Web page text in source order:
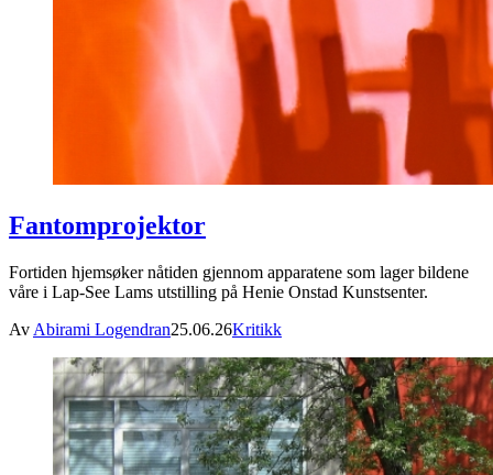
Fantomprojektor
Fortiden hjemsøker nåtiden gjennom apparatene som lager bildene
våre i Lap-See Lams utstilling på Henie Onstad Kunstsenter.
Av Abirami Logendran25.06.26Kritikk